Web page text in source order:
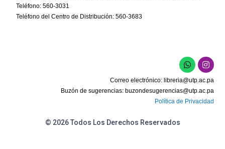
Teléfono: 560-3031
Teléfono del Centro de Distribución: 560-3683
Correo electrónico: libreria@utp.ac.pa
Buzón de sugerencias: buzondesugerencias@utp.ac.pa
Política de Privacidad
© 2026 Todos Los Derechos Reservados